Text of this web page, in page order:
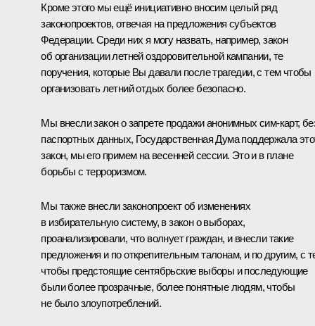
Кроме этого мы ещё инициативно вносим целый ряд
законопроектов, отвечая на предложения субъектов
Федерации. Среди них я могу назвать, например, закон
об организации летней оздоровительной кампании, те
поручения, которые Вы давали после трагедии, с тем чтобы
организовать летний отдых более безопасно.
Мы внесли закон о запрете продажи анонимных сим-карт,
паспортных данных, Государственная Дума поддержала
закон, мы его примем на весенней сессии. Это и в плане
борьбы с терроризмом.
Мы также внесли законопроект об изменениях
в избирательную систему, в закон о выборах,
проанализировали, что волнует граждан, и внесли такие
предложения и по открепительным талонам, и по другим, с
чтобы предстоящие сентябрьские выборы и последующие
были более прозрачные, более понятные людям, чтобы
не было злоупотреблений.